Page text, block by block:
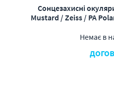
Сонцезахисні
Mustard / Zeiss / PA
Немає в